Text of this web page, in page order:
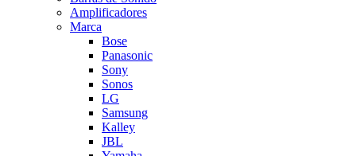
Amplificadores
Marca
Bose
Panasonic
Sony
Sonos
LG
Samsung
Kalley
JBL